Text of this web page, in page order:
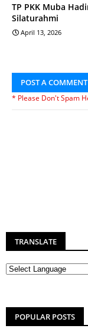
TP PKK Muba
Silaturahmi
April 13, 2026
POST A COMMENT
* Please Don't Spam
TRANSLATE
POPULAR POSTS